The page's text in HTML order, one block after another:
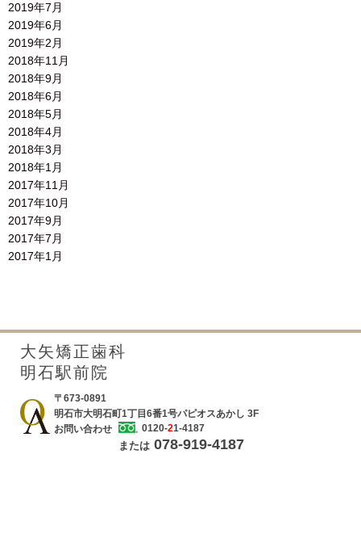
2019年7月
2019年6月
2019年2月
2018年11月
2018年9月
2018年6月
2018年5月
2018年4月
2018年3月
2018年1月
2017年11月
2017年10月
2017年9月
2017年7月
2017年1月
大矢矯正歯科
明石駅前院
〒673-0891
明石市大明石町1丁目6番1号パピオスあかし 3F
お問い合わせ
0120-21-4187
または 078-919-4187